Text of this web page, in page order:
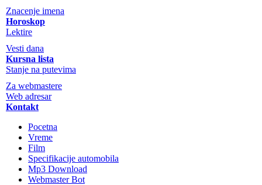
Znacenje imena
Horoskop
Lektire
Vesti dana
Kursna lista
Stanje na putevima
Za webmastere
Web adresar
Kontakt
Pocetna
Vreme
Film
Specifikacije automobila
Mp3 Download
Webmaster Bot